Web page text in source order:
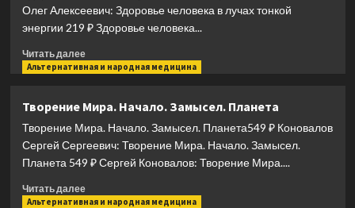
цикл
Луны.
Месячный
комплекс
асан
Олег Алексеевич: Здоровье человека в лучах тонкой
энергии 219 ₽ Здоровье человека...
Читать далееПрочитать
больше
человека
в
лучах
тонкой
энергии
Альтернативная и народная медицина
Творение Мира. Начало. Замысел. Планета
Творение Мира. Начало. Замысел. Планета549 ₽ Коновалов
Сергей Сергеевич: Творение Мира. Начало. Замысел.
Планета 549 ₽ Сергей Коновалов: Творение Мира....
Читать далееПрочитать
больше
Альтернативная и народная медицина